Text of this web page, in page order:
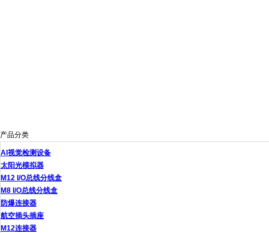
产品分类
AI视觉检测设备
太阳光模拟器
M12 I/O总线分线盒
M8 I/O总线分线盒
防爆连接器
航空插头插座
M12连接器